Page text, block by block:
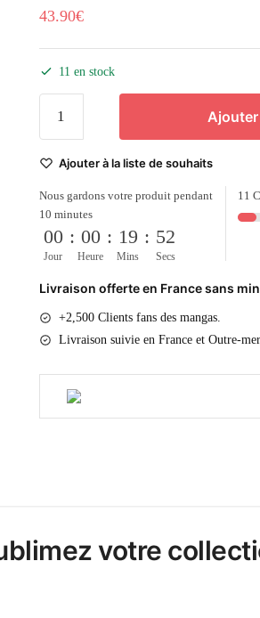
43.90€
11 en stock
Ajouter à la liste de souhaits
Nous gardons votre produit pendant
10 minutes
00
Jour
: 00
Heure
: 19
Mins
: 52
Secs
11
Livraison offerte en France sans
+2,500 Clients fans des mangas.
Livraison suivie en France et Outre-
votre